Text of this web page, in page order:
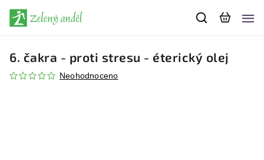
6. čakra - proti stresu - éterický olej
Neohodnoceno